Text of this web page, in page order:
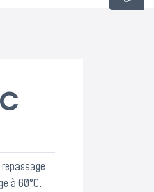
à 60°C.